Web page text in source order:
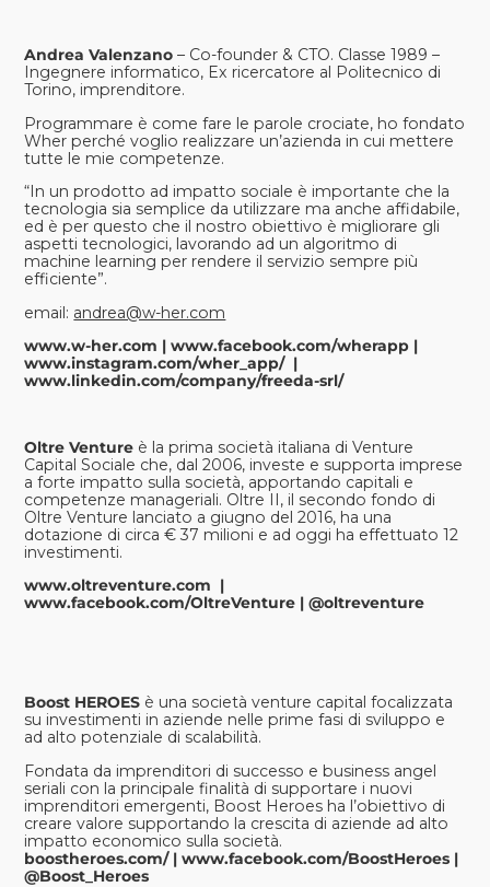
Andrea Valenzano – Co-founder & CTO. Classe 1989 –
Ingegnere informatico, Ex ricercatore al Politecnico di
Torino, imprenditore.
Programmare è come fare le parole crociate, ho fondato
Wher perché voglio realizzare un’azienda in cui mettere
tutte le mie competenze.
“In un prodotto ad impatto sociale è importante che la
tecnologia sia semplice da utilizzare ma anche affidabile,
ed è per questo che il nostro obiettivo è migliorare gli
aspetti tecnologici, lavorando ad un algoritmo di
machine learning per rendere il servizio sempre più
efficiente”.
email: andrea@w-her.com
www.w-her.com |www.facebook.com/wherapp |
www.instagram.com/wher_app/|
www.linkedin.com/company/freeda-srl/
Oltre Venture è la prima società italiana di Venture
Capital Sociale che, dal 2006, investe e supporta imprese
a forte impatto sulla società, apportando capitali e
competenze manageriali. Oltre II, il secondo fondo di
Oltre Venture lanciato a giugno del 2016, ha una
dotazione di circa € 37 milioni e ad oggi ha effettuato 12
investimenti.
www.oltreventure.com |
www.facebook.com/OltreVenture |@oltreventure
Boost HEROES è una società venture capital focalizzata
su investimenti in aziende nelle prime fasi di sviluppo e
ad alto potenziale di scalabilità.
Fondata da imprenditori di successo e business angel
seriali con la principale finalità di supportare i nuovi
imprenditori emergenti, Boost Heroes ha l’obiettivo di
creare valore supportando la crescita di aziende ad alto
impatto economico sulla società.
boostheroes.com/|www.facebook.com/BoostHeroes |
@Boost_Heroes